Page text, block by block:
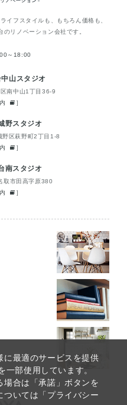
に最適のサービスを提供
部使用しています。
場合は「承諾」ボタンを
ついては「プライバシー
イフスタイルも、もちろん価格も、
リノベーション会社です。
～18:00
山スタジオ
南中山1丁目36-9
]
スタジオ
区萩野町2丁目1-8
]
スタジオ
市田高字原380
]